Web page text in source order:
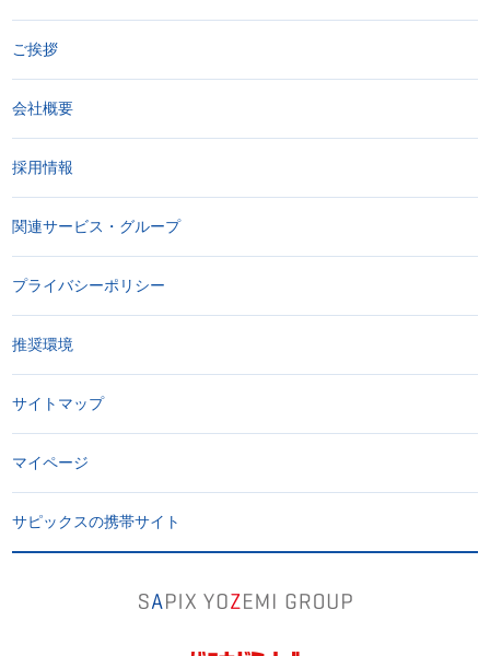
ご挨拶
会社概要
採用情報
関連サービス・グループ
プライバシーポリシー
推奨環境
サイトマップ
マイページ
サピックスの携帯サイト